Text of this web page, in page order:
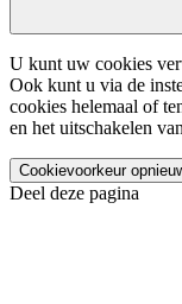
U kunt uw cookies
Ook kunt u via de
cookies helemaal of
en het uitschakelen
Cookievoorkeur
Deel deze pagina